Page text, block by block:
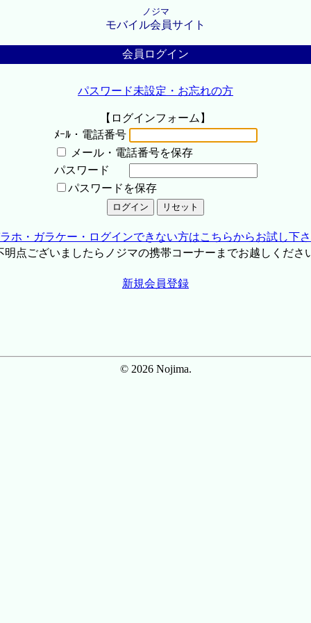
ノジマ
モバイル会員サイト
会員ログイン
パスワード未設定・お忘れの方
【ログインフォーム】
ﾒｰﾙ・電話番号
メール・電話番号を保存
パスワード
パスワードを保存
ホ・ガラケー・ログインできない方はこちらからお試し下
点ございましたらノジマの携帯コーナーまでお越しくださ
新規会員登録
© 2026 Nojima.